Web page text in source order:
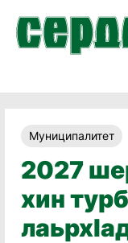
Муниципалитет
2027
хин